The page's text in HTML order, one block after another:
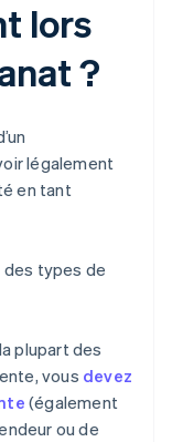
lors
?
légalement
en tant
types de
plupart des
vous devez
(également
ou de